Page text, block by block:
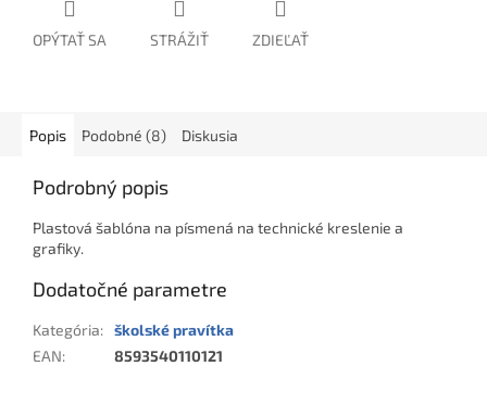
OPÝTAŤ SA STRÁŽIŤ ZDIEĽAŤ
Popis Podobné (8) Diskusia
Podrobný popis
Plastová šablóna na písmená na technické kreslenie a
grafiky.
Dodatočné parametre
Kategória: školské pravítka
EAN: 8593540110121